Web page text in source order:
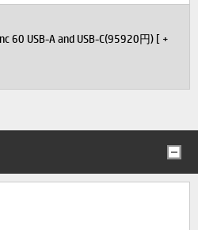
60 USB-A and USB-C(95920円) [ +